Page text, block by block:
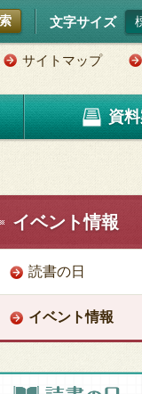
文字サイズ
サイトマップ
資
イベント情報
読書の日
イベント情報